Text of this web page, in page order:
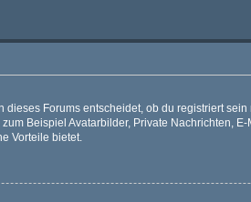
Forums entscheidet, ob du registriert
Beispiel Avatarbilder, Private Nachrichten,
Vorteile bietet.